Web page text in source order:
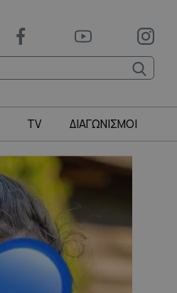
TV ΔΙΑΓΩΝΙΣΜΟΙ